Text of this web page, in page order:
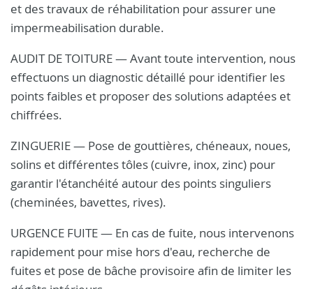
et des travaux de réhabilitation pour assurer une
impermeabilisation durable.
AUDIT DE TOITURE — Avant toute intervention, nous
effectuons un diagnostic détaillé pour identifier les
points faibles et proposer des solutions adaptées et
chiffrées.
ZINGUERIE — Pose de gouttières, chéneaux, noues,
solins et différentes tôles (cuivre, inox, zinc) pour
garantir l'étanchéité autour des points singuliers
(cheminées, bavettes, rives).
URGENCE FUITE — En cas de fuite, nous intervenons
rapidement pour mise hors d'eau, recherche de
fuites et pose de bâche provisoire afin de limiter les